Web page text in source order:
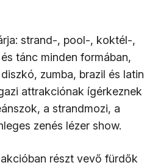
strand-, pool-, koktél-,
tánc minden formában,
zumba, brazil és latin
attrakciónak ígérkeznek
a strandmozi, a
zenés lézer show.
részt vevő fürdők